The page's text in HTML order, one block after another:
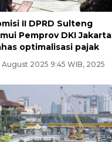
II DPRD Sulteng
Pemprov DKI Jakarta
optimalisasi pajak
August 2025 9:45 WIB, 2025